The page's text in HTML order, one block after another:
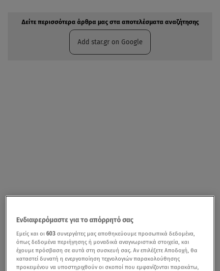
Δείτε περισσότερα άρθρα μας στα αποτελέσματα αναζήτησης
Add star.gr on Google
Ενδιαφερόμαστε για το απόρρητό σας
Εμείς και οι603 συνεργάτες μας αποθηκεύουμε προσωπικά δεδομένα,
όπως δεδομένα περιήγησης ή μοναδικά αναγνωριστικά στοιχεία, και
έχουμε πρόσβαση σε αυτά στη συσκευή σας. Αν επιλέξετε Αποδοχή, θα
καταστεί δυνατή η ενεργοποίηση τεχνολογιών παρακολούθησης
προκειμένου να υποστηριχθούν οι σκοποί που εμφανίζονται παρακάτω,